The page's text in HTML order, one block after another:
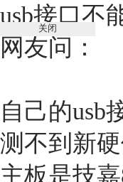
usb接口不
网友问：
自己的usb
测不到新
主板是技
关闭